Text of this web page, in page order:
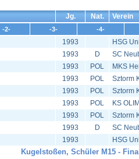
Jg. Nat. Verein
-2- -3- -4-
1993
HSG
1993 D
SC
1993 POL
MKS
1993 POL
Sztorm
1993 POL
Sztorm
1993 POL
KS
1993 POL
Sztorm
1993 D
SC
1993 HSG
Kugelstoßen, Schüler M15 -